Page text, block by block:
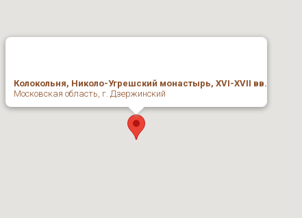
Колокольня, Николо-Угрешский монастырь, ХVI-ХVII вв.
Московская область, г. Дзержинский